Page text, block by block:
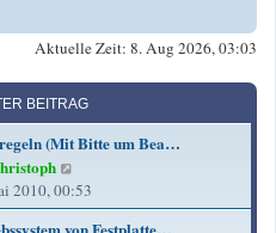
Aktuelle Zeit: 8. Aug 2026, 03:03
BEITRAG
(Mit Bitte um Bea…
e
u
2010, 00:53